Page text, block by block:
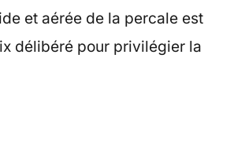
et aérée de la percale est
délibéré pour privilégier la